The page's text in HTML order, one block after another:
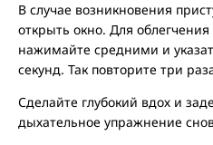
В случае возникновения
открыть окно. Для
нажимайте средними и
секунд. Так повторите три
Сделайте глубокий вдох и
дыхательное упражнение